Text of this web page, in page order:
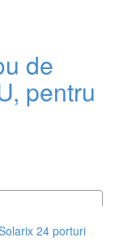
de
pentru